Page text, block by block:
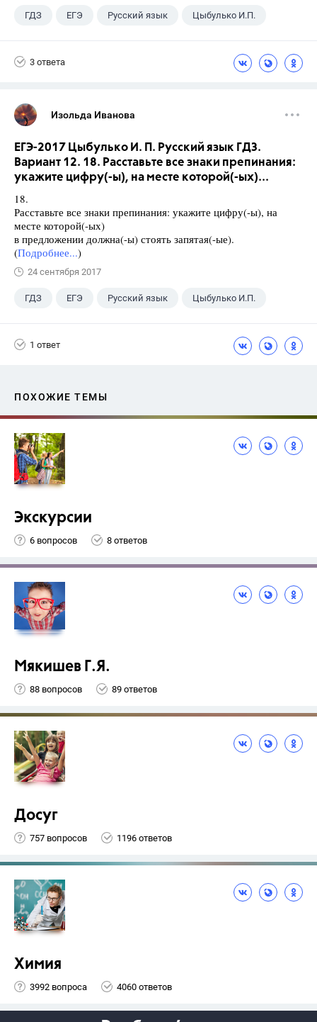
ГДЗ ЕГЭ Русский язык Цыбулько И.П.
3 ответа
Изольда Иванова
ЕГЭ-2017 Цыбулько И. П. Русский язык ГДЗ.
Вариант 12. 18. Расставьте все знаки препинания:
укажите цифру(-ы), на месте которой(-ых)...
18.
Расставьте все знаки препинания: укажите цифру(-ы), на
месте которой(-ых)
в предложении должна(-ы) стоять запятая(-ые).
(Подробнее...)
24 сентября 2017
ГДЗ ЕГЭ Русский язык Цыбулько И.П.
1 ответ
ПОХОЖИЕ ТЕМЫ
Экскурсии
6 вопросов 8 ответов
Мякишев Г.Я.
88 вопросов 89 ответов
Досуг
757 вопросов 1196 ответов
Химия
3992 вопроса 4060 ответов